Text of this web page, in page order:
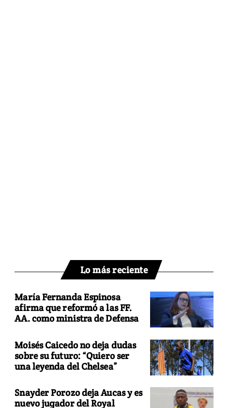
Lo más reciente
María Fernanda Espinosa
afirma que reformó a las FF.
AA. como ministra de Defensa
Moisés Caicedo no deja dudas
sobre su futuro: “Quiero ser
una leyenda del Chelsea”
Snayder Porozo deja Aucas y es
nuevo jugador del Royal